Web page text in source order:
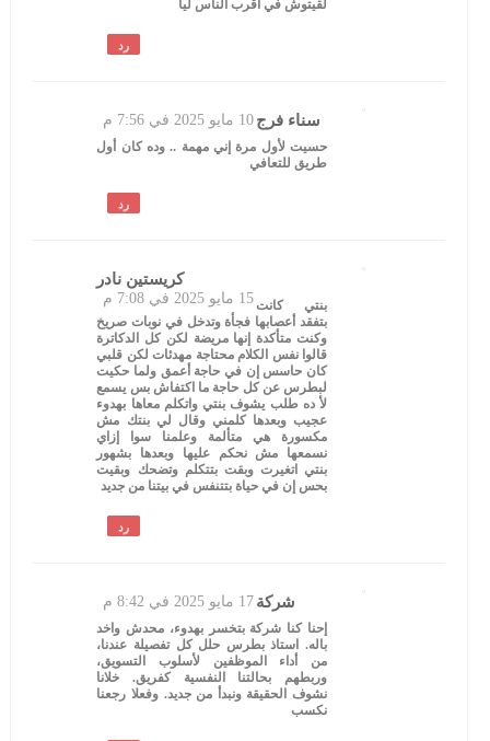
لقيتوش في أقرب الناس ليا
رد
سناء فرج 10 مايو 2025 في 7:56 م
حسيت لأول مرة إني مهمة .. وده كان أول
طريق للتعافي
رد
كريستين نادر
15 مايو 2025 في 7:08 مبنتي كانت
بتفقد أعصابها فجأة وتدخل في نوبات صريخ
وكنت متأكدة إنها مريضة لكن كل الدكاترة
قالوا نفس الكلام محتاجة مهدئات لكن قلبي
كان حاسس إن في حاجة أعمق ولما حكيت
لبطرس عن كل حاجة ما اكتفاش بس يسمع
لأ ده طلب يشوف بنتي واتكلم معاها بهدوء
عجيب وبعدها كلمني وقال لي بنتك مش
مكسورة هي متألمة وعلمنا سوا إزاي
نسمعها مش نحكم عليها وبعدها بشهور
بنتي اتغيرت وبقت بتتكلم وتضحك وبقيت
بحس إن في حياة بتتنفس في بيتنا من جديد
رد
شركة 17 مايو 2025 في 8:42 م
إحنا كنا شركة بتخسر بهدوء، محدش واخد
باله. استاذ بطرس حلل كل تفصيلة عندنا،
من أداء الموظفين لأسلوب التسويق،
وربطهم بحالتنا النفسية كفريق. خلانا
نشوف الحقيقة ونبدأ من جديد. وفعلا رجعنا
نكسب